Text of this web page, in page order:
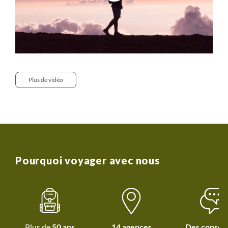
dans une tente qui servira de cuisine. Tentes et matelas
(basiques) sont fournis avec des sacs de couchage.
- Supplément chambre individuelle (à la demande) : nous
individuelle n'est pas garantie dans les losmen et dans les
guesthouses (en fonction de la taille du groupe et sous
certaines étapes le groupe peut être réparti dans deux
- A certaines dates, la nuit dans le sud de Bali pour
s'effectuer en bord de mer à Sanur, à Jimbaran, à
Seminyak, selon les disponibilités au moment de la
réservation
Plus de vidéo
Pourquoi voyager avec nous